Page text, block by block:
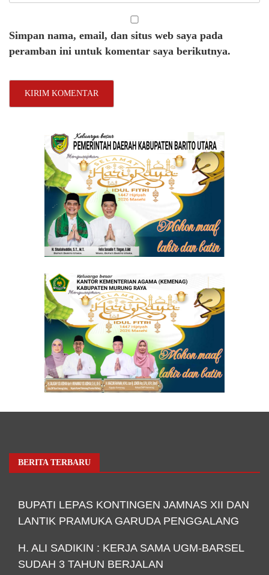
Simpan nama, email, dan situs web saya pada
peramban ini untuk komentar saya berikutnya.
BERITA TERBARU
BUPATI LEPAS KONTINGEN JAMNAS XII DAN
LANTIK PRAMUKA GARUDA PENGGALANG
H. ALI SADIKIN : KERJA SAMA UGM-BARSEL
SUDAH 3 TAHUN BERJALAN